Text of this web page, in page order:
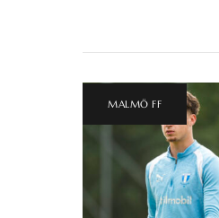
MALMÖ FF